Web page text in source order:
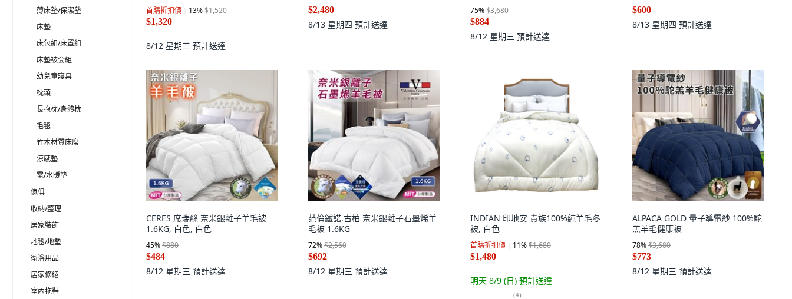
薄床墊/保潔墊
床墊
床包組/床罩組
床墊被套組
幼兒童寢具
枕頭
長抱枕/身體枕
毛毯
竹木材質床席
涼感墊
電/水暖墊
傢俱
收納/整理
居家裝飾
地毯/地墊
衛浴用品
居家修繕
室內拖鞋
首購折扣價 13%$1,520
$1,320
8/12 星期三 預計送達
$2,480
8/13 星期四 預計送達
75%$3,680
$884
8/12 星期三 預計送達
$600
8/13 星期四 預計送達
CERES 席瑞絲 奈米銀離子羊毛被
1.6KG, 白色, 白色
45%$880
$484
8/12 星期三 預計送達
范倫鐵諾.古柏 奈米銀離子石墨烯羊
毛被 1.6KG
72%$2,560
$692
8/12 星期三 預計送達
INDIAN 印地安 貴族100%純羊毛冬
被, 白色
首購折扣價 11%$1,680
$1,480
明天 8/9 (日) 預計送達
(4)
ALPACA GOLD 量子導電紗 100%駝
羔羊毛健康被
78%$3,680
$773
8/12 星期三 預計送達